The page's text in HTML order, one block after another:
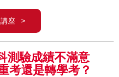
講座 >
測驗成績不滿意
考還是轉學考？